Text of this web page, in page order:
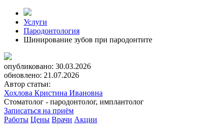
Услуги
Пародонтология
Шинирование зубов при пародонтите
опубликовано: 30.03.2026
обновлено: 21.07.2026
Автор статьи:
Хохлова Кристина Ивановна
Стоматолог - пародонтолог, имплантолог
Записаться на приём
Работы Цены Врачи Акции